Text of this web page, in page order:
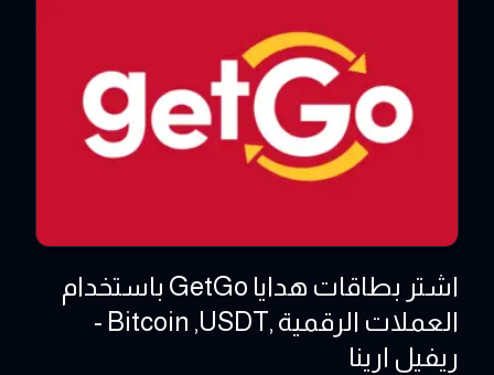
اشتر بطاقات هدايا GetGo باستخدام
العملات الرقمية ,Bitcoin ,USDT -
ريفيل ارينا